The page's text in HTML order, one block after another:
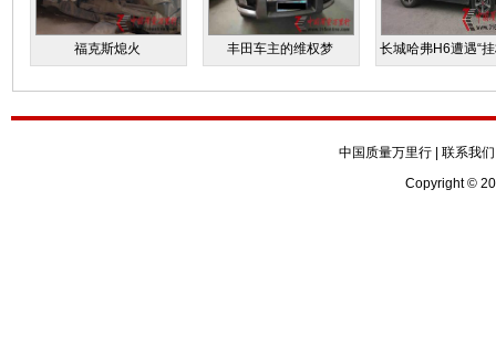
福克斯熄火 丰田车主的维权梦 长城哈弗H6遭遇“挂
中国质量万里行| 联系我们
Copyright ©